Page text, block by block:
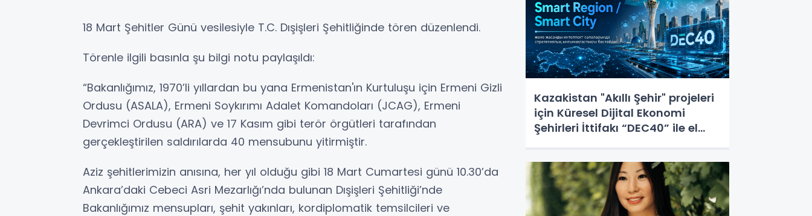
18 Mart Şehitler Günü vesilesiyle T.C. Dışişleri Şehitliğinde tören düzenlendi.
Törenle ilgili basınla şu bilgi notu paylaşıldı:
“Bakanlığımız, 1970’li yıllardan bu yana Ermenistan'ın Kurtuluşu için Ermeni Gizli
Ordusu (ASALA), Ermeni Soykırımı Adalet Komandoları (JCAG), Ermeni
Devrimci Ordusu (ARA) ve 17 Kasım gibi terör örgütleri tarafından
gerçekleştirilen saldırılarda 40 mensubunu yitirmiştir.
Aziz şehitlerimizin anısına, her yıl olduğu gibi 18 Mart Cumartesi günü 10.30’da
Ankara’daki Cebeci Asri Mezarlığı’nda bulunan Dışişleri Şehitliği’nde
Bakanlığımız mensupları, şehit yakınları, kordiplomatik temsilcileri ve
Kazakistan "Akıllı Şehir" projeleri
için Küresel Dijital Ekonomi
Şehirleri İttifakı “DEC40” ile el